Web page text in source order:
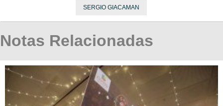
SERGIO GIACAMAN
Notas Relacionadas